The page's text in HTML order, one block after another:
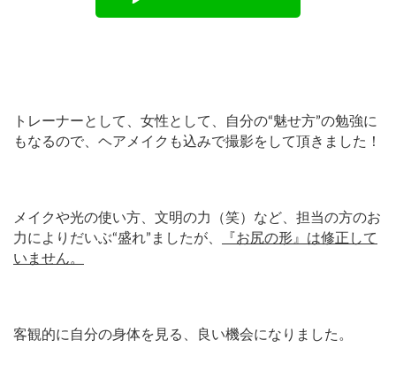
トレーナーとして、女性として、自分の“魅せ方”の勉強に
もなるので、ヘアメイクも込みで撮影をして頂きました！
メイクや光の使い方、文明の力（笑）など、担当の方のお
力によりだいぶ“盛れ”ましたが、
『お尻の形』は修正して
いません。
客観的に自分の身体を見る、良い機会になりました。